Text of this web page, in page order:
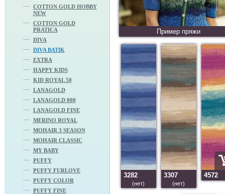
COTTON GOLD HOBBY
NEW
COTTON GOLD
PRATICA
DIVA
DIVA BATIK
EXTRA
HAPPY KIDS
KID ROYAL 50
LANAGOLD
LANAGOLD 800
LANAGOLD FINE
MERINO ROYAL
MOHAIR 3 SEASON
MOHAIR CLASSIC
MY BABY
PUFFY
PUFFY FURLOVE
PUFFY COLOR
PUFFY FINE
Пример пряжи
3282
(нет)
3307
(нет)
4572